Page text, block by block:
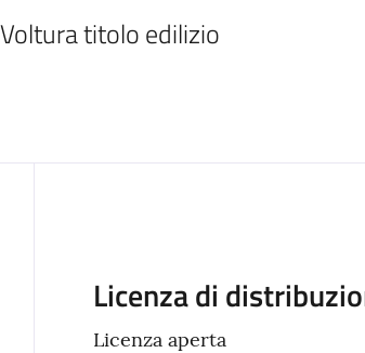
titolo edilizio
Descrizione
Licenza di
Licenza aperta